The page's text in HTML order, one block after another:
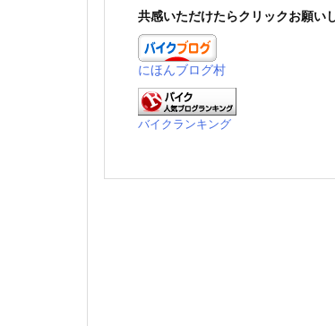
ブ
共感いただけたらクリックお願い
にほんブログ村
バイクランキング